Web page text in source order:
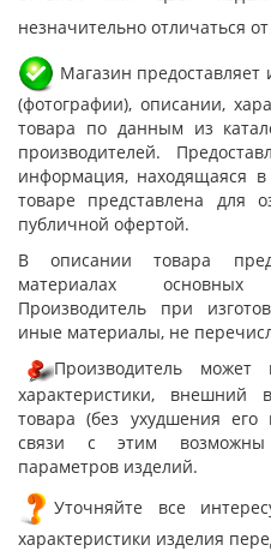
незначительно отличаться
Магазин
(фотографии), описании,
товара по данным из
производителей.
информация, находящаяся
товаре представлена для
публичной офертой.
В описании товара
материалах
Производитель при
иные материалы, не
Производитель может
характеристики, внешний
товара (без ухудшения его
связи с этим
параметров изделий.
Уточняйте все
характеристики изделия